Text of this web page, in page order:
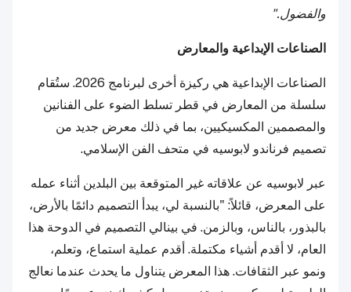
والفضول."
الصناعات الإبداعية والمعارض
الصناعات الإبداعية هي ركيزة أخرى لبرنامج 2026. ستُقام
سلسلة من المعارض في قطر تسلط الضوء على الفنانين
والمصممين المكسيكيين، بما في ذلك معرض جديد من
تصميم فرناندو لابوسيه في متحف الفن الإسلامي.
عبر لابوسيه عن علاقاته غير المتوقعة بين البلدين أثناء عمله
على المعرض، قائلاً: "بالنسبة لي، يبدأ التصميم دائمًا بالأرض،
بالبذور، بالناس، وبالزمن. في بينالي التصميم في الدوحة هذا
العام، لا أقدم أشياء مكتملة. أقدم عملية استماع، وتعلم،
ونمو عبر الثقافات. هذا المعرض يتناول ما يحدث عندما نعالج